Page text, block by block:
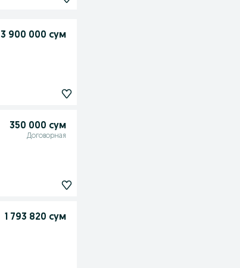
3 900 000 сум
350 000 сум
Договорная
1 793 820 сум